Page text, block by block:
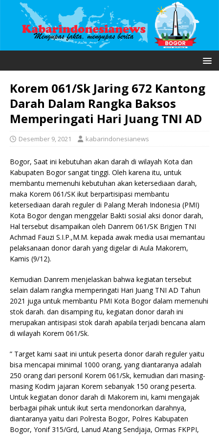
Korem 061/Sk Jaring 672 Kantong
Darah Dalam Rangka Baksos
Memperingati Hari Juang TNI AD
Desember 9, 2021 kabarindonesianews
Bogor, Saat ini kebutuhan akan darah di wilayah Kota dan
Kabupaten Bogor sangat tinggi. Oleh karena itu, untuk
membantu memenuhi kebutuhan akan ketersediaan darah,
maka Korem 061/SK ikut berpartisipasi membantu
ketersediaan darah reguler di Palang Merah Indonesia (PMI)
Kota Bogor dengan menggelar Bakti sosial aksi donor darah,
Hal tersebut disampaikan oleh Danrem 061/SK Brigjen TNI
Achmad Fauzi S.I.P.,M.M. kepada awak media usai memantau
pelaksanaan donor darah yang digelar di Aula Makorem,
Kamis (9/12).
Kemudian Danrem menjelaskan bahwa kegiatan tersebut
selain dalam rangka memperingati Hari Juang TNI AD Tahun
2021 juga untuk membantu PMI Kota Bogor dalam memenuhi
stok darah. dan disamping itu, kegiatan donor darah ini
merupakan antisipasi stok darah apabila terjadi bencana alam
di wilayah Korem 061/Sk.
” Target kami saat ini untuk peserta donor darah reguler yaitu
bisa mencapai minimal 1000 orang, yang diantaranya adalah
250 orang dari personil Korem 061/Sk, kemudian dari masing-
masing Kodim jajaran Korem sebanyak 150 orang peserta.
Untuk kegiatan donor darah di Makorem ini, kami mengajak
berbagai pihak untuk ikut serta mendonorkan darahnya,
diantaranya yaitu dari Polresta Bogor, Polres Kabupaten
Bogor, Yonif 315/Grd, Lanud Atang Sendjaja, Ormas FKPPI,